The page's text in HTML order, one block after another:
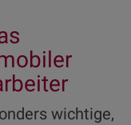
wichtige,